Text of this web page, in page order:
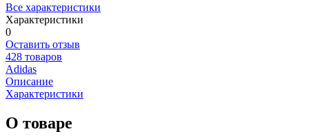
Все характеристики
Характеристики
0
Оставить отзыв
428 товаров
Adidas
Описание
Характеристики
О товаре